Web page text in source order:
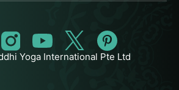
Yoga International Pte Ltd